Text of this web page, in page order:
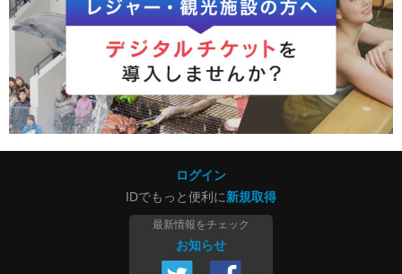
ログイン
IDでもっと便利に新規取得
最新情報をチェック
お知らせ